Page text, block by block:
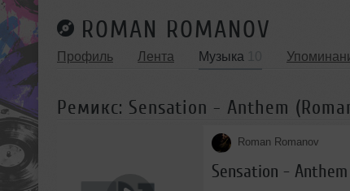
ROMAN ROMANOV
Профиль Лента Музыка
Ремикс: Sensation - Anthem
Roman Romanov
Sensation - Anthem